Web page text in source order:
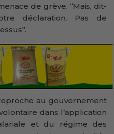
de grève. ‘’Mais, dit-
déclaration. Pas de
au gouvernement
dans l’application
et du régime des